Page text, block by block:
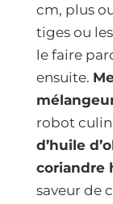
cm, plus
tiges ou
le faire
ensuite.
robot
d’huile
coriandre
saveur de